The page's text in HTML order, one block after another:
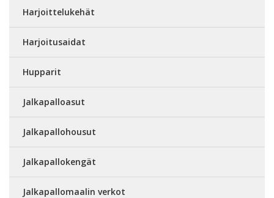
Harjoittelukehät
Harjoitusaidat
Hupparit
Jalkapalloasut
Jalkapallohousut
Jalkapallokengät
Jalkapallomaalin verkot